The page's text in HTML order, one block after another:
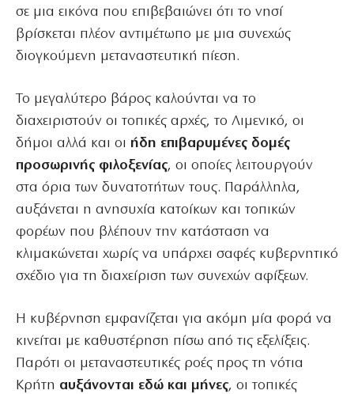
σε μια εικόνα που επιβεβαιώνει ότι το νησί
βρίσκεται πλέον αντιμέτωπο με μια συνεχώς
διογκούμενη μεταναστευτική πίεση.
Το μεγαλύτερο βάρος καλούνται να το
διαχειριστούν οι τοπικές αρχές, το Λιμενικό, οι
δήμοι αλλά και οι ήδη επιβαρυμένες δομές
προσωρινής φιλοξενίας, οι οποίες λειτουργούν
στα όρια των δυνατοτήτων τους. Παράλληλα,
αυξάνεται η ανησυχία κατοίκων και τοπικών
φορέων που βλέπουν την κατάσταση να
κλιμακώνεται χωρίς να υπάρχει σαφές κυβερνητικό
σχέδιο για τη διαχείριση των συνεχών αφίξεων.
Η κυβέρνηση εμφανίζεται για ακόμη μία φορά να
κινείται με καθυστέρηση πίσω από τις εξελίξεις.
Παρότι οι μεταναστευτικές ροές προς τη νότια
Κρήτη αυξάνονται εδώ και μήνες, οι τοπικές